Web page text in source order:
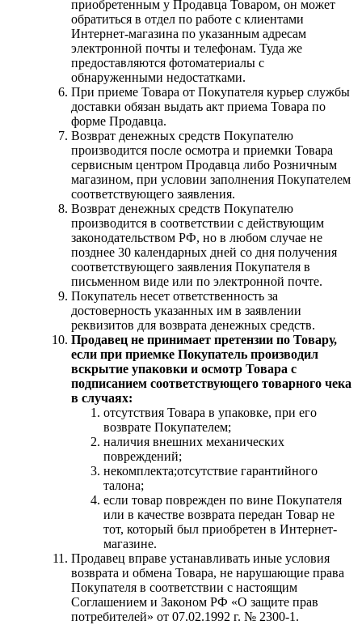
приобретенным у Продавца Товаром, он может
обратиться в отдел по работе с клиентами
Интернет-магазина по указанным адресам
электронной почты и телефонам. Туда же
предоставляются фотоматериалы с
обнаруженными недостатками.
При приеме Товара от Покупателя курьер службы
доставки обязан выдать акт приема Товара по
форме Продавца.
Возврат денежных средств Покупателю
производится после осмотра и приемки Товара
сервисным центром Продавца либо Розничным
магазином, при условии заполнения Покупателем
соответствующего заявления.
Возврат денежных средств Покупателю
производится в соответствии с действующим
законодательством РФ, но в любом случае не
позднее 30 календарных дней со дня получения
соответствующего заявления Покупателя в
письменном виде или по электронной почте.
Покупатель несет ответственность за
достоверность указанных им в заявлении
реквизитов для возврата денежных средств.
Продавец не принимает претензии по Товару,
если при приемке Покупатель производил
вскрытие упаковки и осмотр Товара с
подписанием соответствующего товарного чека
в случаях:
отсутствия Товара в упаковке, при его
возврате Покупателем;
наличия внешних механических
повреждений;
некомплекта;отсутствие гарантийного
талона;
если товар поврежден по вине Покупателя
или в качестве возврата передан Товар не
тот, который был приобретен в Интернет-
магазине.
Продавец вправе устанавливать иные условия
возврата и обмена Товара, не нарушающие права
Покупателя в соответствии с настоящим
Соглашением и Законом РФ «О защите прав
потребителей» от 07.02.1992 г. № 2300-1.